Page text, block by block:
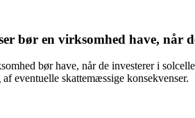
bør en virksomhed have, når
bør have, når de investerer i
eventuelle skattemæssige konsekvenser.